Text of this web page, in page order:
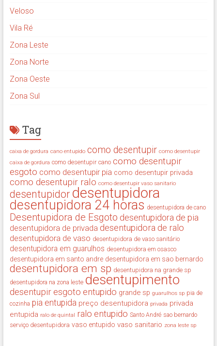
Veloso
Vila Ré
Zona Leste
Zona Norte
Zona Oeste
Zona Sul
Tag
caixa de gordura cano entupido como desentupir como desentupir
caixa de gordura como desentupir cano como desentupir
esgoto como desentupir pia como desentupir privada
como desentupir ralo como desentupir vaso sanitario
desentupidor desentupidora
desentupidora 24 horas desentupidora de cano
Desentupidora de Esgoto desentupidora de pia
desentupidora de privada desentupidora de ralo
desentupidora de vaso desentupidora de vaso sanitário
desentupidora em guarulhos desentupidora em osasco
desentupidora em santo andre desentupidora em sao bernardo
desentupidora em sp desentupidora na grande sp
desentupidora na zona leste desentupimento
desentupir esgoto entupido grande sp guarulhos sp pia de
cozinha pia entupida preço desentupidora privada privada
entupida ralo de quintal ralo entupido Santo André sao bernardo
serviço desentupidora vaso entupido vaso sanitario zona leste sp